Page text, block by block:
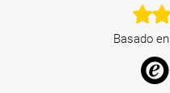
Basado en